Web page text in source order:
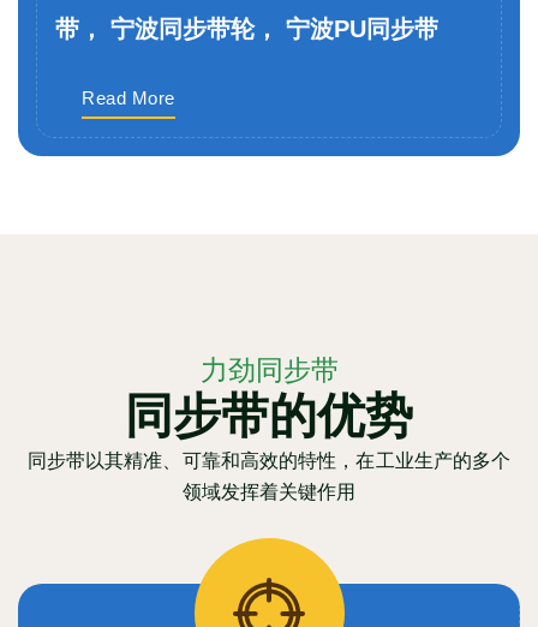
带， 宁波同步带轮， 宁波PU同步带
Read More
力劲同步带
同步带的优势
同步带以其精准、可靠和高效的特性，在工业生产的多个
领域发挥着关键作用